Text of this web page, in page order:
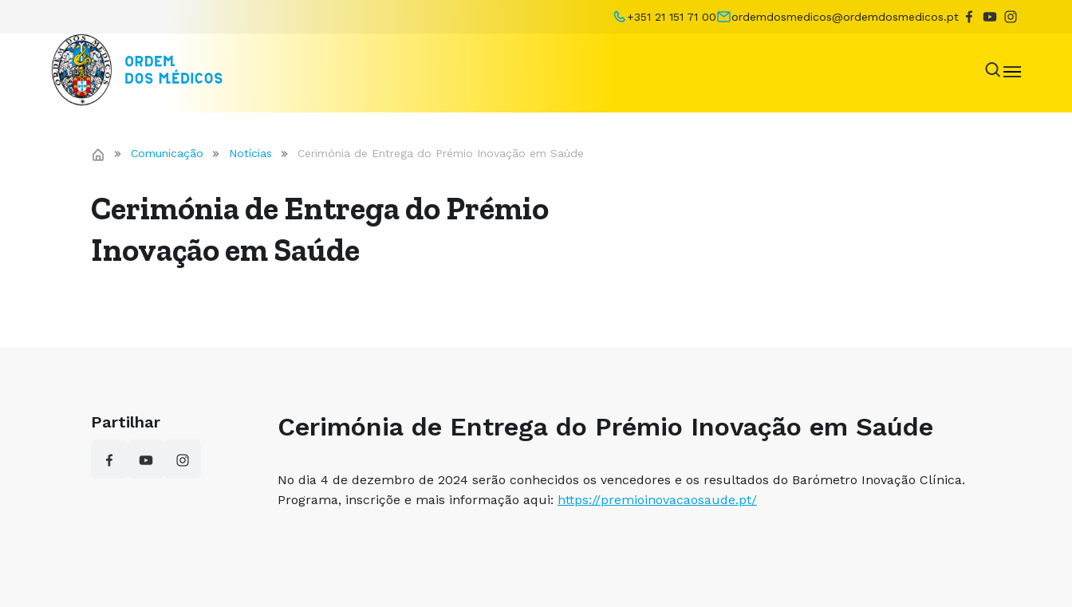
+351 21 151 71 00 ordemdosmedicos@ordemdosmedicos.pt
Comunicação Notícias Cerimónia de Entrega do Prémio Inovação em Saúde
Cerimónia de Entrega do Prémio
Inovação em Saúde
Partilhar Cerimónia de Entrega do Prémio Inovação em Saúde
No dia 4 de dezembro de 2024 serão conhecidos os vencedores e os resultados do Barómetro Inovação Clínica.
Programa, inscriçõe e mais informação aqui: https://premioinovacaosaude.pt/